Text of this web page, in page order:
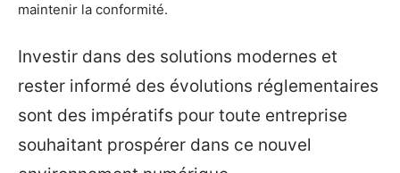
maintenir la conformité.
Investir dans des solutions modernes et
rester informé des évolutions réglementaires
sont des impératifs pour toute entreprise
souhaitant prospérer dans ce nouvel